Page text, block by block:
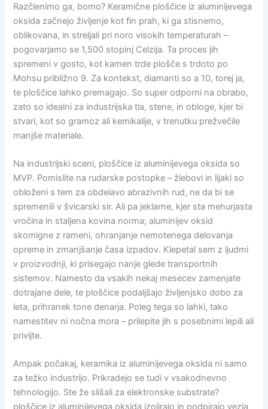
Razčlenimo ga, bomo? Keramične ploščice iz aluminijevega
oksida začnejo življenje kot fin prah, ki ga stisnemo,
oblikovana, in streljali pri noro visokih temperaturah –
pogovarjamo se 1,500 stopinj Celzija. Ta proces jih
spremeni v gosto, kot kamen trde plošče s trdoto po
Mohsu približno 9. Za kontekst, diamanti so a 10, torej ja,
te ploščice lahko premagajo. So super odporni na obrabo,
zato so idealni za industrijska tla, stene, in obloge, kjer bi
stvari, kot so gramoz ali kemikalije, v trenutku prežvečile
manjše materiale.
Na industrijski sceni, ploščice iz aluminijevega oksida so
MVP. Pomislite na rudarske postopke – žlebovi in ​​lijaki so
obloženi s tem za obdelavo abrazivnih rud, ne da bi se
spremenili v švicarski sir. Ali pa jeklarne, kjer sta mehurjasta
vročina in staljena kovina norma; aluminijev oksid
skomigne z rameni, ohranjanje nemotenega delovanja
opreme in zmanjšanje časa izpadov. Klepetal sem z ljudmi
v proizvodnji, ki prisegajo nanje glede transportnih
sistemov. Namesto da vsakih nekaj mesecev zamenjate
dotrajane dele, te ploščice podaljšajo življenjsko dobo za
leta, prihranek tone denarja. Poleg tega so lahki, tako
namestitev ni nočna mora – prilepite jih s posebnimi lepili ali
privijte.
Ampak počakaj, keramika iz aluminijevega oksida ni samo
za težko industrijo. Prikradejo se tudi v vsakodnevno
tehnologijo. Ste že slišali za elektronske substrate?
ploščice iz aluminijevega oksida izolirajo in podpirajo vezja